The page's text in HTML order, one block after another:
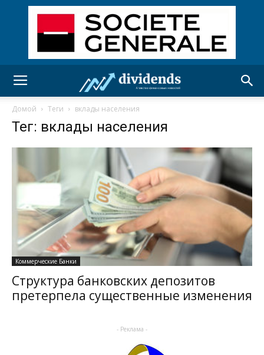
Домой Теги вклады населения
Тег: вклады населения
Коммерческие Банки
Структура банковских депозитов
претерпела существенные изменения
- Реклама -